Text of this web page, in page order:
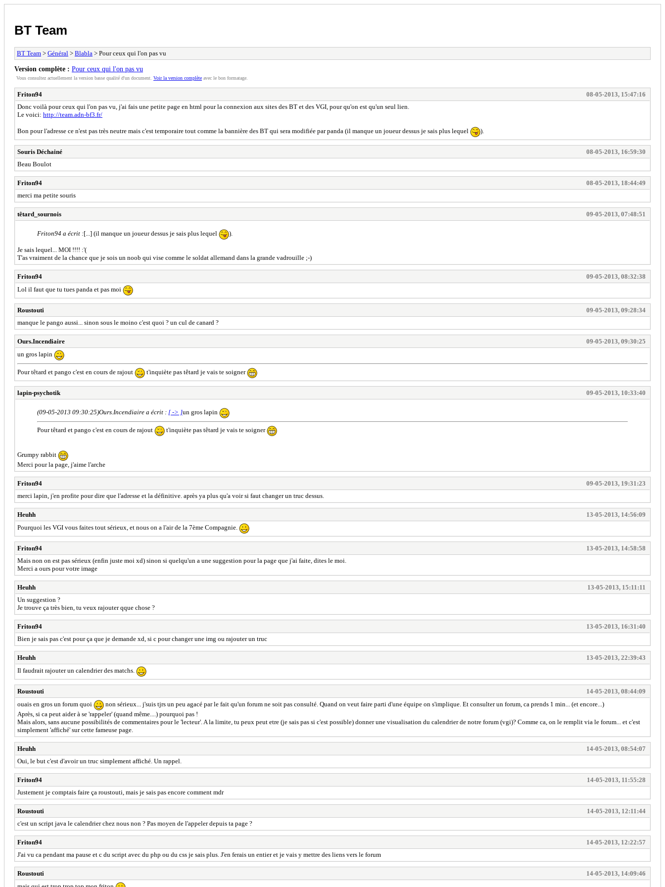
BT Team
BT Team > Général > Blabla > Pour ceux qui l'on pas vu
Version complète : Pour ceux qui l'on pas vu
Vous consultez actuellement la version basse qualité d'un document. Voir la version complète avec le bon formatage.
Friton94
08-05-2013, 15:47:16
Donc voilà pour ceux qui l'on pas vu, j'ai fais une petite page en html pour la connexion aux sites des BT et des VGI, pour qu'on est qu'un seul lien.
Le voici: http://team.adn-bf3.fr/
Bon pour l'adresse ce n'est pas très neutre mais c'est temporaire tout comme la bannière des BT qui sera modifiée par panda (il manque un joueur dessus je sais plus lequel ).
Souris Déchainé
08-05-2013, 16:59:30
Beau Boulot
Friton94
08-05-2013, 18:44:49
merci ma petite souris
têtard_sournois 09-05-2013, 07:48:51
Friton94 a écrit :[...] (il manque un joueur dessus je sais plus lequel ).
Je sais lequel... MOI !!!! :'(
T'as vraiment de la chance que je sois un noob qui vise comme le soldat allemand dans la grande vadrouille ;-)
Friton94
09-05-2013, 08:32:38
Lol il faut que tu tues panda et pas moi
Roustouti
09-05-2013, 09:28:34
manque le pango aussi... sinon sous le moino c'est quoi ? un cul de canard ?
Ours.Incendiaire
09-05-2013, 09:30:25
un gros lapin
Pour têtard et pango c'est en cours de rajout t'inquiète pas têtard je vais te soigner
lapin-psychotik 09-05-2013, 10:33:40
(09-05-2013 09:30:25)Ours.Incendiaire a écrit : [ -> ]un gros lapin
Pour têtard et pango c'est en cours de rajout t'inquiète pas têtard je vais te soigner
Grumpy rabbit
Merci pour la page, j'aime l'arche
Friton94
09-05-2013, 19:31:23
merci lapin, j'en profite pour dire que l'adresse et la définitive. après ya plus qu'a voir si faut changer un truc dessus.
Heuhh
13-05-2013, 14:56:09
Pourquoi les VGI vous faites tout sérieux, et nous on a l'air de la 7ème Compagnie.
Friton94
13-05-2013, 14:58:58
Mais non on est pas sérieux (enfin juste moi xd) sinon si quelqu'un a une suggestion pour la page que j'ai faite, dites le moi.
Merci a ours pour votre image
Heuhh
13-05-2013, 15:11:11
Un suggestion ?
Je trouve ça très bien, tu veux rajouter qque chose ?
Friton94
13-05-2013, 16:31:40
Bien je sais pas c'est pour ça que je demande xd, si c pour changer une img ou rajouter un truc
Heuhh
13-05-2013, 22:39:43
Il faudrait rajouter un calendrier des matchs.
Roustouti
14-05-2013, 08:44:09
ouais en gros un forum quoi
non sérieux... j'suis tjrs un peu agacé par le fait qu'un forum ne soit pas consulté. Quand on veut faire parti d'une équipe on s'implique. Et consulter un forum, ca prends 1 min... (et encore...)
Après, si ca peut aider à se 'rappeler' (quand même....) pourquoi pas !
Mais alors, sans aucune possibilités de commentaires pour le 'lecteur'. A la limite, tu peux peut etre (je sais pas si c'est possible) donner une visualisation du calendrier de notre forum (vgi)? Comme ca, on le remplit via le forum... et c'est
simplement 'affiché' sur cette fameuse page.
Heuhh
14-05-2013, 08:54:07
Oui, le but c'est d'avoir un truc simplement affiché. Un rappel.
Friton94
14-05-2013, 11:55:28
Justement je comptais faire ça roustouti, mais je sais pas encore comment mdr
Roustouti
14-05-2013, 12:11:44
c'est un script java le calendrier chez nous non ? Pas moyen de l'appeler depuis ta page ?
Friton94
14-05-2013, 12:22:57
J'ai vu ca pendant ma pause et c du script avec du php ou du css je sais plus. J'en ferais un entier et je vais y mettre des liens vers le forum
Roustouti
14-05-2013, 14:09:46